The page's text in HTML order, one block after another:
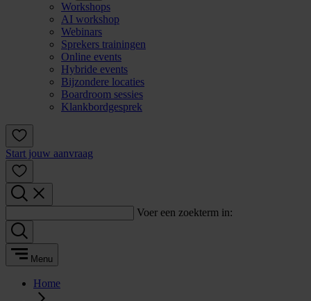
Workshops
AI workshop
Webinars
Sprekers trainingen
Online events
Hybride events
Bijzondere locaties
Boardroom sessies
Klankbordgesprek
Start jouw aanvraag
Voer een zoekterm in:
Menu
Home